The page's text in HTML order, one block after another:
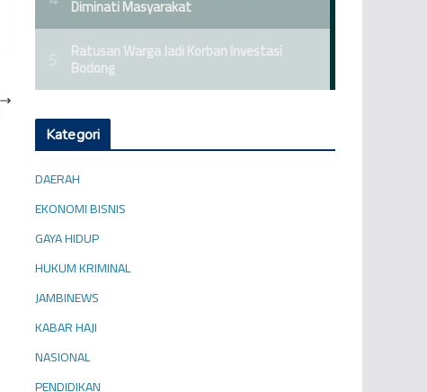
Kategori
DAERAH
EKONOMI BISNIS
GAYA HIDUP
HUKUM KRIMINAL
JAMBINEWS
KABAR HAJI
NASIONAL
PENDIDIKAN